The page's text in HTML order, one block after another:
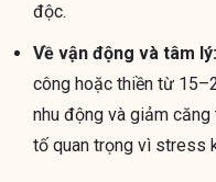
độc.
Về vận động và tâm lý:
công hoặc thiền từ
nhu động và giảm
tố quan trọng vì stress